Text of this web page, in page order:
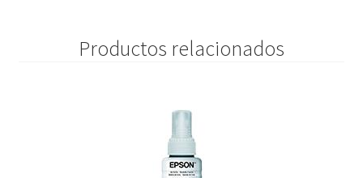
Productos relacionados